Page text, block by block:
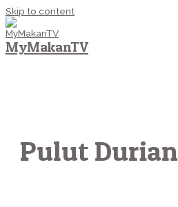
Skip to content
MyMakanTV
Pulut Durian